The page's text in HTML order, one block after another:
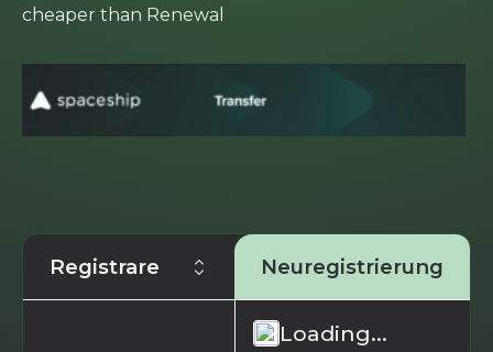
cheaper than Renewal
Registrare Neuregistrierung
Loading...